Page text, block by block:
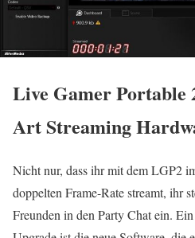
Live Gamer Portable
Art Streaming
Nicht nur, dass ihr mit dem LGP2
doppelten Frame-Rate streamt, ihr
Freunden in den Party Chat ein.